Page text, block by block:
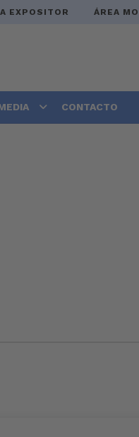
EXPOSITOR ÁREA
CONTACTO